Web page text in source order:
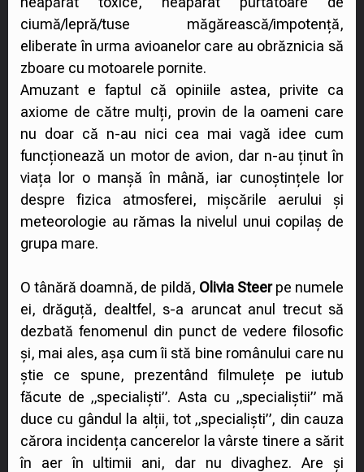
ciumă/lepră/tuse măgărească/impotență,
eliberate în urma avioanelor care au obrăznicia să
zboare cu motoarele pornite.
Amuzant e faptul că opiniile astea, privite ca
axiome de către mulți, provin de la oameni care
nu doar că n-au nici cea mai vagă idee cum
funcționează un motor de avion, dar n-au ținut în
viața lor o manșă în mână, iar cunoștințele lor
despre fizica atmosferei, mișcările aerului și
meteorologie au rămas la nivelul unui copilaș de
grupa mare.
O tânără doamnă, de pildă, Olivia Steerpe numele
ei, drăguță, dealtfel, s-a aruncat anul trecut să
dezbată fenomenul din punct de vedere filosofic
și, mai ales, așa cum îi stă bine românului care nu
știe ce spune, prezentând filmulețe pe iutub
făcute de „specialiști”. Asta cu „specialiștii” mă
duce cu gândul la alții, tot „specialiști”, din cauza
cărora incidența cancerelor la vârste tinere a sărit
în aer în ultimii ani, dar nu divaghez. Are și